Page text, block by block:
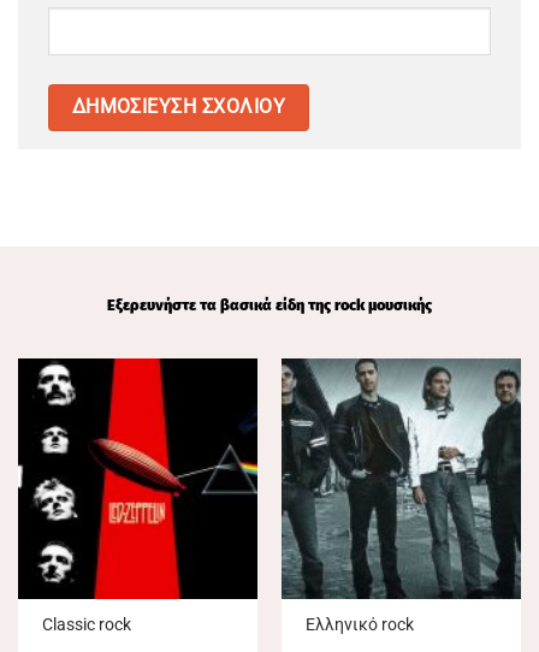
Εξερευνήστε τα βασικά είδη της rock μουσικής
Classic rock Ελληνικό rock